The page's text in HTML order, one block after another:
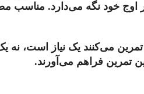
اوج خود نگه می‌دارد. مناسب
تمرین فراهم می‌آورند.